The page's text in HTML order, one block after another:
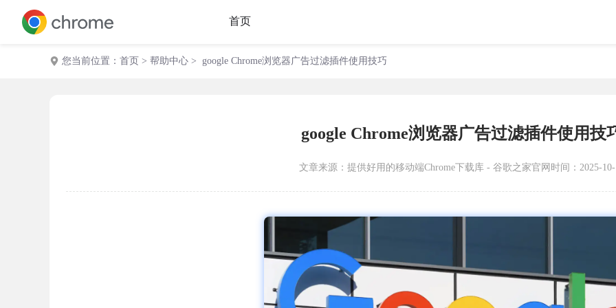
首页
您当前位置： 首页 > 帮助中心 > google Chrome浏览器广告过滤插件使用技巧
google Chrome浏览器广告过滤插件使用技
文章来源： 提供好用的移动端Chrome下载库 - 谷歌之家官网 时间：2025-